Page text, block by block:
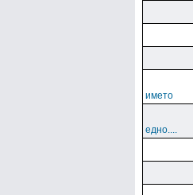
името
едно....